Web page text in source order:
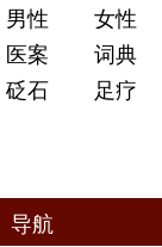
男性
女性
医案
词典
砭石 足疗
导航